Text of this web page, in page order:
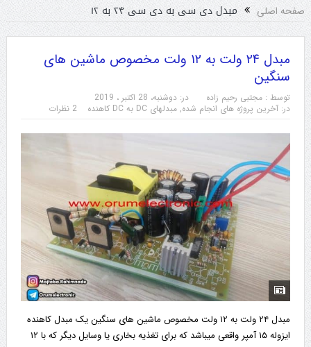
صفحه اصلی مبدل دی سی به دی سی ۲۴ به ۱۲
مبدل ۲۴ ولت به ۱۲ ولت مخصوص ماشین های
سنگین
توسط : مجتبی رحیم زاده در: دوشنبه، 28 اکتبر ، 2019
در: آخرین پروژه های انجام شده, مبدلهای DC به DC کاهنده 2 نظرات
مبدل ۲۴ ولت به ۱۲ ولت مخصوص ماشین های سنگین یک مبدل کاهنده
ایزوله ۱۵ آمپر واقعی میباشد که برای تغذیه بخاری یا وسایل دیگر که با ۱۲